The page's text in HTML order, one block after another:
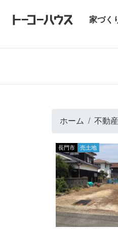
家づく
ホーム 不動産
長門市 売土地